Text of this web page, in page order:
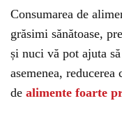
Consumarea de
grăsimi sănătoase,
și nuci vă pot ajuta
asemenea,
de alimente foarte